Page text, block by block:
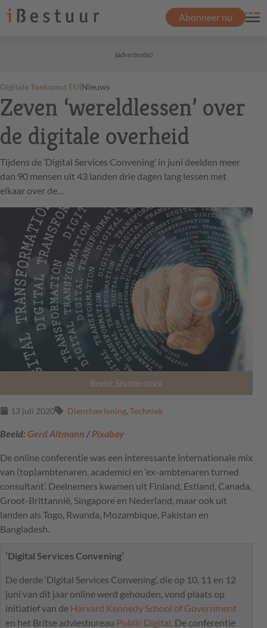
Abonneer nu
(advertentie)
Digitale Toekomst EU|Nieuws
Zeven ‘wereldlessen’ over
de digitale overheid
Tijdens de ‘Digital Services Convening’ in juni deelden meer
dan 90 mensen uit 43 landen drie dagen lang lessen met
elkaar over de…
Beeld: Shutterstock
13 juli 2020 Dienstverlening, Techniek
Beeld: Gerd Altmann /Pixabay
De online conferentie was een interessante internationale mix
van (top)ambtenaren, academici en ‘ex-ambtenaren turned
consultant’. Deelnemers kwamen uit Finland, Estland, Canada,
Groot-Brittannië, Singapore en Nederland, maar ook uit
landen als Togo, Rwanda, Mozambique, Pakistan en
Bangladesh.
‘Digital Services Convening’
De derde ‘Digital Services Convening’, die op 10, 11 en 12
juni van dit jaar online werd gehouden, vond plaats op
initiatief van de Harvard Kennedy School of Government
en het Britse adviesbureau Public Digital. De conferentie